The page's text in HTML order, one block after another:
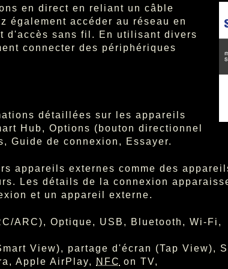
en direct en reliant un câble
également accéder au réseau en
d'accès sans fil. En utilisant divers
connecter des périphériques
détaillées sur les appareils
Hub, Options (bouton directionnel
Guide de connexion, Essayer.
appareils externes comme des
Les détails de la connexion
et un appareil externe.
ARC), Optique, USB, Bluetooth, Wi-Fi,
View), partage d'écran (Tap View),
Apple AirPlay,
NFC on TV,